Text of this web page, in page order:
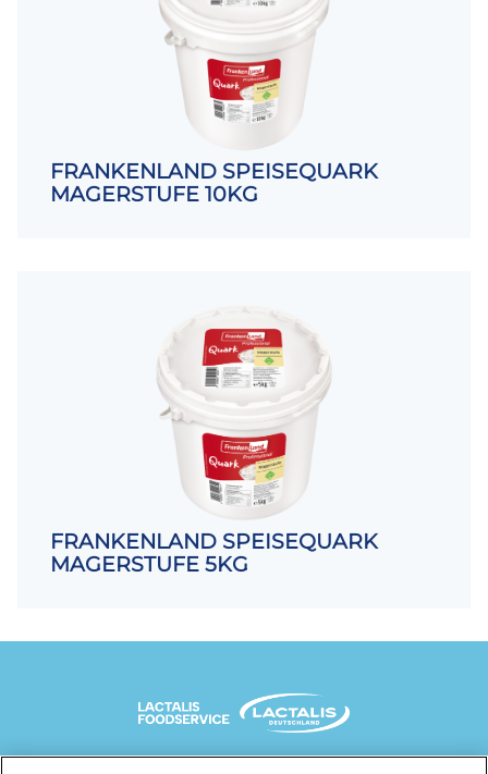
FRANKENLAND SPEISEQUARK
MAGERSTUFE 10KG
FRANKENLAND SPEISEQUARK
MAGERSTUFE 5KG